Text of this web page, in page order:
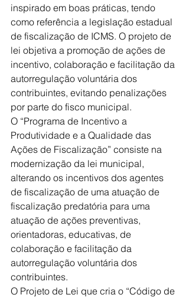
inspirado em boas práticas, tendo
como referência a legislação estadual
de fiscalização de ICMS. O projeto de
lei objetiva a promoção de ações de
incentivo, colaboração e facilitação da
autorregulação voluntária dos
contribuintes, evitando penalizações
por parte do fisco municipal.
O “Programa de Incentivo a
Produtividade e a Qualidade das
Ações de Fiscalização” consiste na
modernização da lei municipal,
alterando os incentivos dos agentes
de fiscalização de uma atuação de
fiscalização predatória para uma
atuação de ações preventivas,
orientadoras, educativas, de
colaboração e facilitação da
autorregulação voluntária dos
contribuintes.
O Projeto de Lei que cria o “Código de